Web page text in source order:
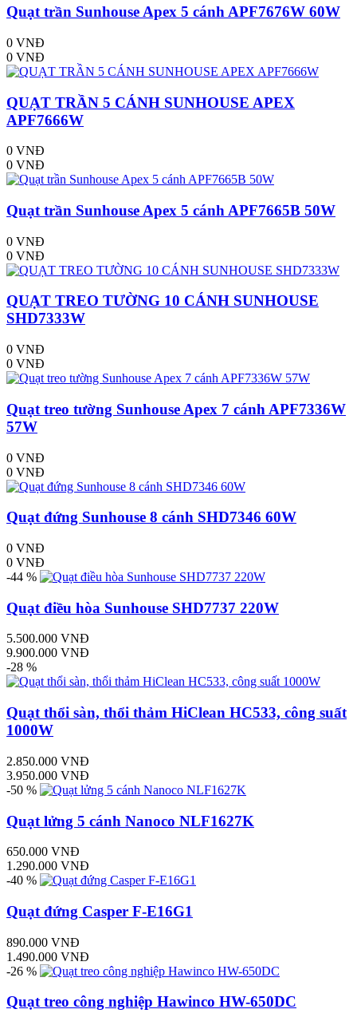
Quạt trần Sunhouse Apex 5 cánh APF7676W 60W
0 VNĐ
0 VNĐ
QUẠT TRẦN 5 CÁNH SUNHOUSE APEX
APF7666W
0 VNĐ
0 VNĐ
Quạt trần Sunhouse Apex 5 cánh APF7665B 50W
0 VNĐ
0 VNĐ
QUẠT TREO TƯỜNG 10 CÁNH SUNHOUSE
SHD7333W
0 VNĐ
0 VNĐ
Quạt treo tường Sunhouse Apex 7 cánh APF7336W
57W
0 VNĐ
0 VNĐ
Quạt đứng Sunhouse 8 cánh SHD7346 60W
0 VNĐ
0 VNĐ
-44 %
Quạt điều hòa Sunhouse SHD7737 220W
5.500.000 VNĐ
9.900.000 VNĐ
-28 %
Quạt thổi sàn, thổi thảm HiClean HC533, công suất
1000W
2.850.000 VNĐ
3.950.000 VNĐ
-50 %
Quạt lửng 5 cánh Nanoco NLF1627K
650.000 VNĐ
1.290.000 VNĐ
-40 %
Quạt đứng Casper F-E16G1
890.000 VNĐ
1.490.000 VNĐ
-26 %
Quạt treo công nghiệp Hawinco HW-650DC